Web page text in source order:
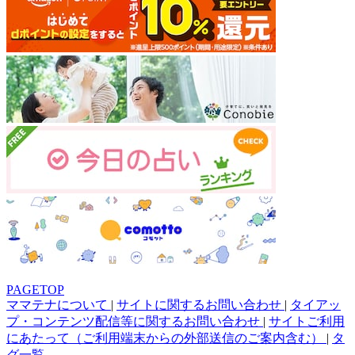
PAGETOP
ママテナについて | サイトに関するお問い合わせ | タイアッ
プ・コンテンツ配信等に関するお問い合わせ | サイトご利用
にあたって（ご利用端末からの外部送信のご案内含む） | タ